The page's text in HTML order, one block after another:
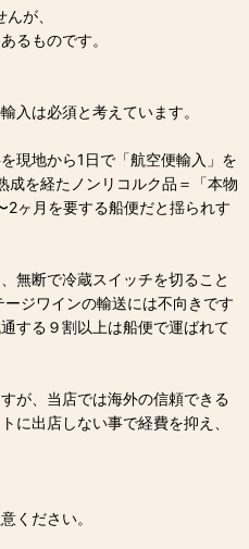
が、
るものです。
入は必須と考えています。
現地から1日で「航空便輸入」を
を経たノンリコルク品＝「本物
2ヶ月を要する船便だと揺られす
無断で冷蔵スイッチを切ること
ジワインの輸送には不向きです
する９割以上は船便で運ばれて
が、当店では海外の信頼できる
に出店しない事で経費を抑え、
ください。